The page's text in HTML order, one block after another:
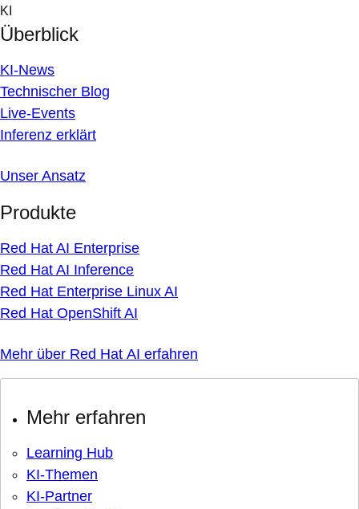
Skip
to
content
KI
Überblick
KI-News
Technischer Blog
Live-Events
Inferenz erklärt
Unser Ansatz
Produkte
Red Hat AI Enterprise
Red Hat AI Inference
Red Hat Enterprise Linux AI
Red Hat OpenShift AI
Mehr über Red Hat AI erfahren
Mehr erfahren
Learning Hub
KI-Themen
KI-Partner